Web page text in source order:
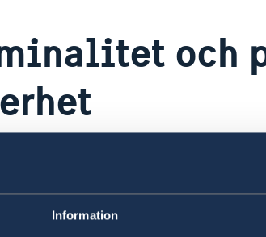
Information
och
& Príncipe är allmänt sett ett
dock inbrott och väpnade rån.
i folksamlingar.